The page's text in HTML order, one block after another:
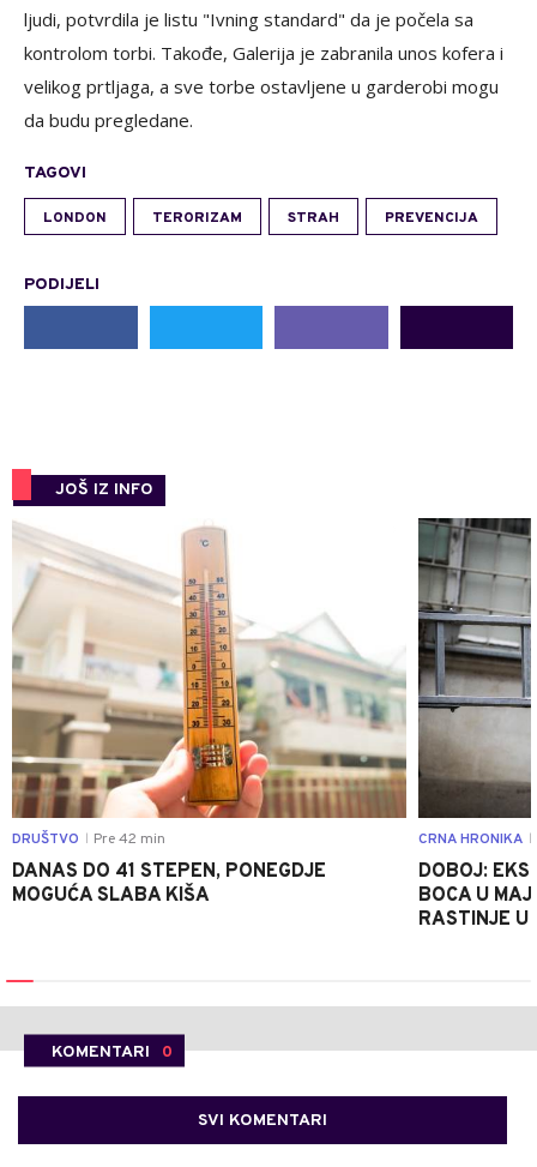
ljudi, potvrdila je listu "Ivning standard" da je počela sa
kontrolom torbi. Takođe, Galerija je zabranila unos kofera i
velikog prtljaga, a sve torbe ostavljene u garderobi mogu
da budu pregledane.
TAGOVI
LONDON TERORIZAM STRAH PREVENCIJA
PODIJELI
JOŠ IZ INFO
DRUŠTVO Pre 42 min
DANAS DO 41 STEPEN, PONEGDJE
MOGUĆA SLABA KIŠA
CRNA HRONIKA
DOBOJ:
BOCA U
RASTINJE U
KOMENTARI 0
SVI KOMENTARI